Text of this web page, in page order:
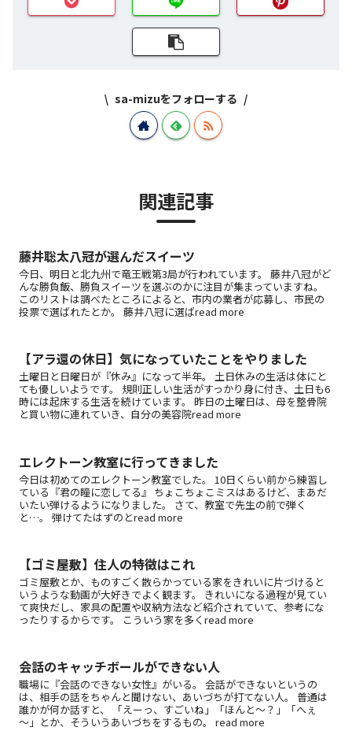
sa-mizuをフォローする
関連記事
藤井聡太八冠が選んだスイーツ
今日、明日と北九州で竜王戦第3局が行われています。 藤井八冠がど
んな勝負飯、勝負スイーツを選ぶのかに注目が集まっていますね。
このリストは調べたところによると、市内の業者が応募し、市民の
投票で選ばれたとか。 藤井八冠に選ばread more
【アラ還の休日】気になっていたことをやりました
土曜日と日曜日が『休み』になって半年。 土日休みの生活は体にと
ても優しいようです。 規則正しい生活がすっかり身に付き、土日も6
時には起床する生活を続けています。 昨日の土曜日は、母を整骨院
と買い物に連れていき、自分の美容院read more
エレクトーン教室に行ってきました
今日は初めてのエレクトーン教室でした。 10日くらい前から練習し
ている『君の瞳に恋してる』 ちょこちょこミスはあるけど、まあだ
いたい弾けるようになりました。 さて、教室で先生の前で弾く
と…。 弾けてたはずのとread more
【ゴミ屋敷】住人の特徴はこれ
ゴミ屋敷とか、ものすごく散らかっている家をきれいに片づけると
いうような動画が大好きでよく観ます。 きれいになる過程が見てい
て爽快だし、家具の配置や収納方法など紹介されていて、参考にな
ったりするからです。 こういう家を多くread more
会話のキャッチボールができない人
職場に『会話のできない女性』がいる。 会話ができないというの
は、相手の話をちゃんと聞けない、あいづちが打てない人。 普通は
誰かが何か話すと、 「えーっ、すごいね」「ほんと～？」「へぇ
～」とか、そういうあいづちをするもの。 read more